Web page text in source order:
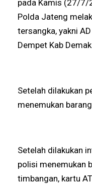
pada Kamis (27/7/
Polda Jateng
tersangka, yakni
Dempet Kab Demak.
Setelah dilakukan
menemukan
Setelah dilakukan
polisi menemukan
timbangan, kartu